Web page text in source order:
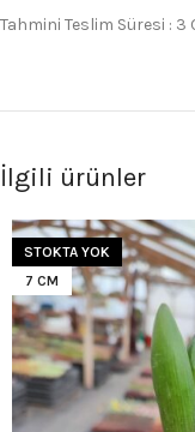
Tahmini Teslim Süresi : 3
İlgili ürünler
STOKTA YOK
7 CM